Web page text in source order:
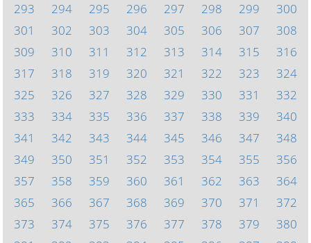
293
294 295 296 297 298 299
300
301
302 303 304 305 306 307
308
309
310 311 312 313 314 315
316
317
318 319 320 321 322 323
324
325
326 327 328 329 330 331
332
333
334 335 336 337 338 339
340
341
342 343 344 345 346 347
348
349
350 351 352 353 354 355
356
357
358 359 360 361 362 363
364
365
366 367 368 369 370 371
372
373
374 375 376 377 378 379
380